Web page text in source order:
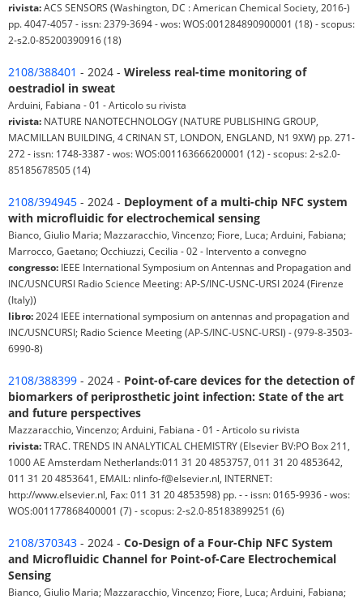
rivista:ACS SENSORS (Washington, DC : American Chemical Society, 2016-)
pp. 4047-4057 - issn: 2379-3694 - wos: WOS:001284890900001 (18) - scopus:
2-s2.0-85200390916 (18)
2108/388401 - 2024 - Wireless real-time monitoring of
oestradiol in sweat
Arduini, Fabiana - 01 - Articolo su rivista
rivista: NATURE NANOTECHNOLOGY (NATURE PUBLISHING GROUP,
MACMILLAN BUILDING, 4 CRINAN ST, LONDON, ENGLAND, N1 9XW) pp. 271-
272 - issn: 1748-3387 - wos: WOS:001163666200001 (12) - scopus: 2-s2.0-
85185678505 (14)
2108/394945 - 2024 - Deployment of a multi-chip NFC system
with microfluidic for electrochemical sensing
Bianco, Giulio Maria; Mazzaracchio, Vincenzo; Fiore, Luca; Arduini, Fabiana;
Marrocco, Gaetano; Occhiuzzi, Cecilia - 02 - Intervento a convegno
congresso: IEEE International Symposium on Antennas and Propagation and
INC/USNCURSI Radio Science Meeting: AP-S/INC-USNC-URSI 2024 (Firenze
(Italy))
libro:2024 IEEE international symposium on antennas and propagation and
INC/USNCURSI; Radio Science Meeting (AP-S/INC-USNC-URSI) - (979-8-3503-
6990-8)
2108/388399 - 2024 - Point-of-care devices for the detection of
biomarkers of periprosthetic joint infection: State of the art
and future perspectives
Mazzaracchio, Vincenzo; Arduini, Fabiana - 01 - Articolo su rivista
rivista:TRAC. TRENDS IN ANALYTICAL CHEMISTRY (Elsevier BV:PO Box 211,
1000 AE Amsterdam Netherlands:011 31 20 4853757, 011 31 20 4853642,
011 31 20 4853641, EMAIL: nlinfo-f@elsevier.nl, INTERNET:
http://www.elsevier.nl, Fax: 011 31 20 4853598) pp. - - issn: 0165-9936 - wos:
WOS:001177868400001 (7) - scopus: 2-s2.0-85183899251 (6)
2108/370343 - 2024 - Co-Design of a Four-Chip NFC System
and Microfluidic Channel for Point-of-Care Electrochemical
Sensing
Bianco, Giulio Maria; Mazzaracchio, Vincenzo; Fiore, Luca; Arduini, Fabiana;